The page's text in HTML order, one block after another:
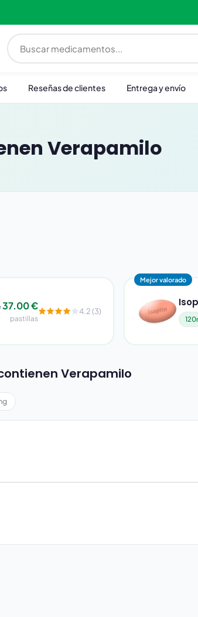
Reseñas de clientes Entrega y envío
Verapamilo
37.00 €
pastillas
4.2 (3)
Mejor valorado
Verapamilo